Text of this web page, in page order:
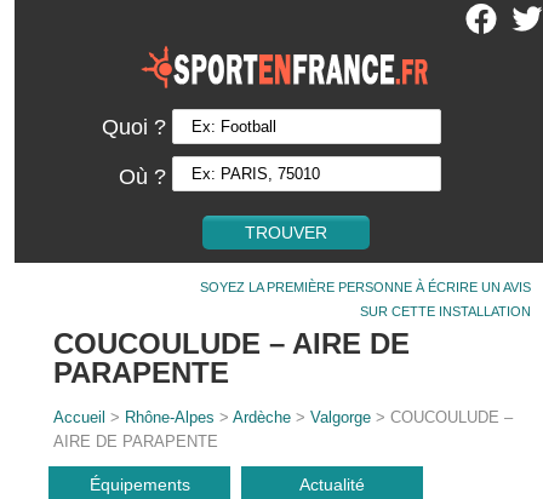
Quoi ?
Où ?
SOYEZ LA PREMIÈRE PERSONNE À ÉCRIRE UN AVIS
SUR CETTE INSTALLATION
COUCOULUDE – AIRE DE
PARAPENTE
Accueil > Rhône-Alpes >Ardèche >Valgorge > COUCOULUDE –
AIRE DE PARAPENTE
Équipements Actualité